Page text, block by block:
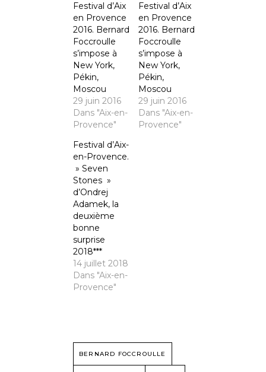
Festival d’Aix
en Provence
2016. Bernard
Foccroulle
s’impose à
New York,
Pékin,
Moscou
29 juin 2016
Dans "Aix-en-
Provence"
Festival d’Aix
en Provence
2016. Bernard
Foccroulle
s’impose à
New York,
Pékin,
Moscou
29 juin 2016
Dans "Aix-en-
Provence"
Festival d’Aix-
en-Provence.
» Seven
Stones »
d’Ondrej
Adamek, la
deuxième
bonne
surprise
2018***
14 juillet 2018
Dans "Aix-en-
Provence"
BERNARD FOCCROULLE